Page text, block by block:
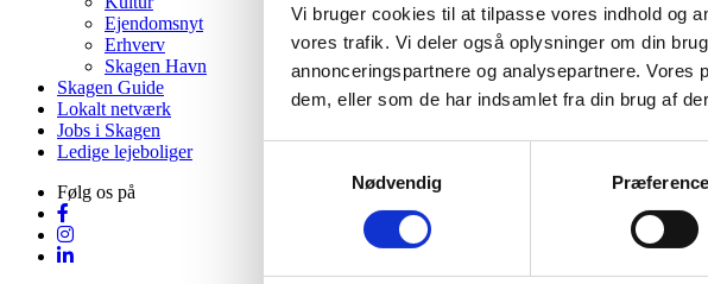
Vi bruger cookies til at tilpasse vores indhold og
vores trafik. Vi deler også oplysninger om din
annonceringspartnere og analysepartnere.
dem, eller som de har indsamlet fra din brug af
Nødvendig
Ejendomsnyt
Erhverv
Skagen Havn
Skagen Guide
Lokalt netværk
Jobs i Skagen
Ledige lejeboliger
Følg os på